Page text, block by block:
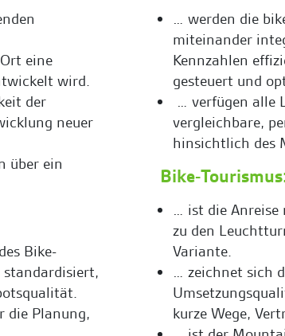
eine
wird.
der
neuer
über ein
Bike-
die Planung,
… werden die
miteinander
Kennzahlen
gesteuert und
… verfügen alle
vergleichbare,
hinsichtlich des
Bike-
… ist die Anreise
zu den
Variante.
… zeichnet sich
kurze Wege,